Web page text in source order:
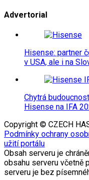
Advertorial
Hisense: partner
v USA, ale i na
Chytrá
Hisense na IFA
Copyright © CZECH
Podmínky ochrany
užití portálu
Obsah serveru je
obsahu serveru včetně
serveru je bez